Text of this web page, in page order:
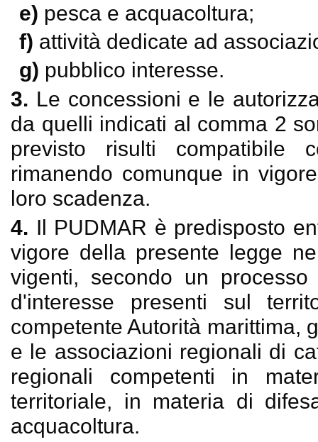
e) pesca e acquacoltura;
f) attività dedicate ad
g) pubblico interesse.
3. Le concessioni e le
da quelli indicati al comma 2
previsto risulti compatibile
rimanendo comunque in
loro scadenza.
4. Il PUDMAR è predisposto
vigore della presente legge
vigenti, secondo un
d'interesse presenti sul
competente Autorità marittima,
e le associazioni regionali di
regionali competenti in
territoriale, in materia di
acquacoltura.